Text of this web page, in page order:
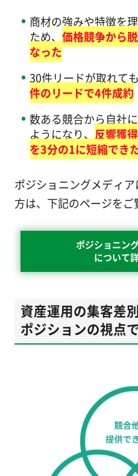
商材の強みや特徴を
ため、 価格競争から
なった
30件リードが取れて
件のリードで4件成約
数ある競合から自社
ようになり、 反響獲
を3分の1に短縮でき
ポジショニングメディ
方は、下記のページをご
ポジショニン
について
資産運用の集客差
ポジションの視点で